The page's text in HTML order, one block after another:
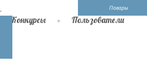
Повары
Конкурсы Пользователи